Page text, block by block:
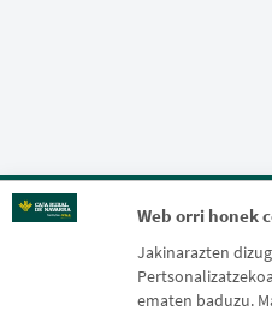
Web orri honek
Jakinarazten
ematen baduzu.